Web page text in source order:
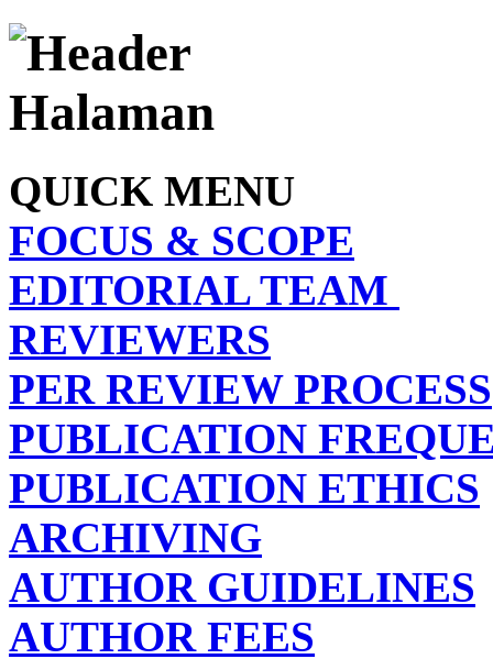
QUICK MENU
FOCUS & SCOPE
EDITORIAL TEAM
REVIEWERS
PER REVIEW PROCESS
PUBLICATION
PUBLICATION ETHICS
ARCHIVING
AUTHOR GUIDELINES
AUTHOR FEES